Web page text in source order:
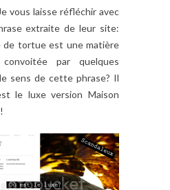
vous laisse réfléchir avec
extraite de leur site:
de tortue est une matière
par quelques
sens de cette phrase? Il
le luxe version Maison